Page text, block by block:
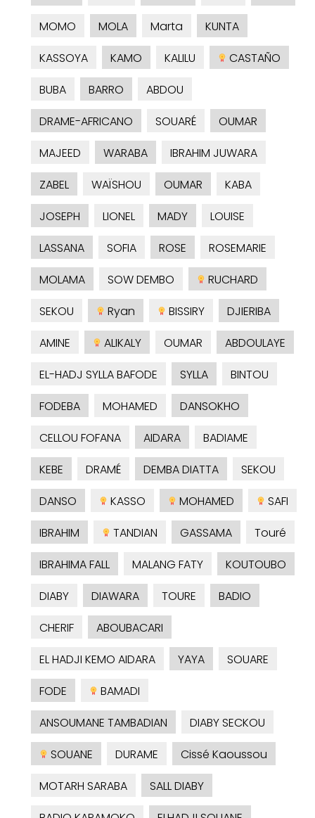
MOMO
MOLA Marta
KUNTA
KASSOYA
KAMO KALILU
CASTAÑO
BUBA
BARRO
ABDOU
DRAME-AFRICANO
SOUARÉ
OUMAR
MAJEED
WARABA
IBRAHIM JUWARA
ZABEL
WAÏSHOU OUMAR
KABA
JOSEPH
LIONEL MADY
LOUISE
LASSANA
SOFIA ROSE
ROSEMARIE
MOLAMA
SOW DEMBO
RUCHARD
SEKOU
Ryan BISSIRY
DJIERIBA
AMINE
ALIKALY OUMAR
ABDOULAYE
EL-HADJ SYLLA BAFODE
SYLLA
BINTOU
FODEBA
MOHAMED
DANSOKHO
CELLOU FOFANA
AIDARA
BADIAME
KEBE
DRAMÉ DEMBA DIATTA
SEKOU
DANSO
KASSO MOHAMED
SAFI
IBRAHIM
TANDIAN GASSAMA
Touré
IBRAHIMA FALL
MALANG FATY
KOUTOUBO
DIABY
DIAWARA TOURE
BADIO
CHERIF
ABOUBACARI
EL HADJI KEMO AIDARA
YAYA
SOUARE
FODE
BAMADI
ANSOUMANE TAMBADIAN
DIABY SECKOU
SOUANE
DURAME
Cissé Kaoussou
MOTARH SARABA
SALL DIABY